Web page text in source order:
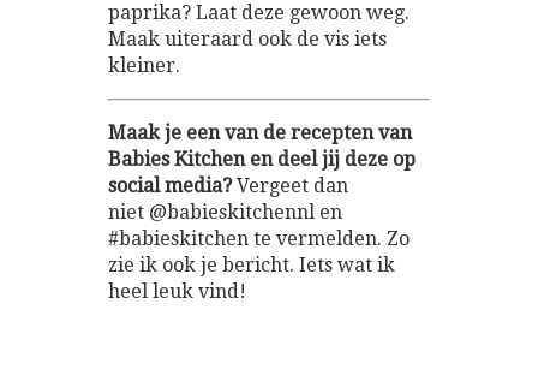
paprika? Laat deze gewoon weg.
Maak uiteraard ook de vis iets
kleiner.
Maak je een van de recepten van
Babies Kitchen en deel jij deze op
social media?Vergeet dan
niet @babieskitchennl en
#babieskitchen te vermelden. Zo
zie ik ook je bericht. Iets wat ik
heel leuk vind!